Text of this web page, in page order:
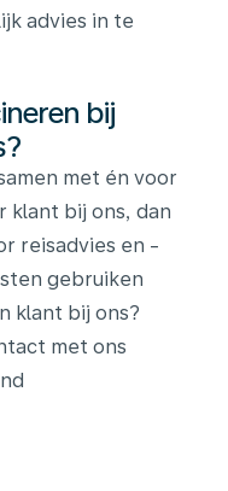
advies in te
bij
met én voor
klant bij ons, dan
reisadvies en -
gebruiken
klant bij ons?
met ons